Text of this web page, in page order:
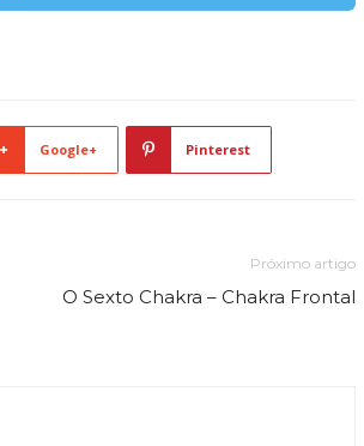
Google+ Pinterest
Próximo artigo
O Sexto Chakra – Chakra Frontal